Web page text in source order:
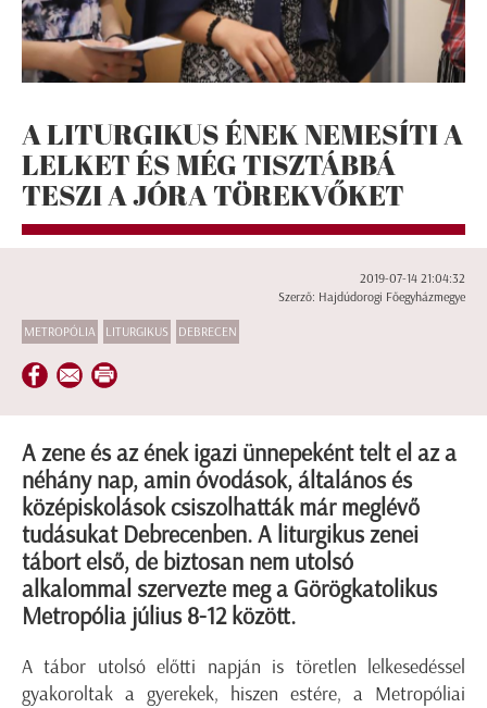
A LITURGIKUS ÉNEK NEMESÍTI A
LELKET ÉS MÉG TISZTÁBBÁ
TESZI A JÓRA TÖREKVŐKET
2019-07-14 21:04:32
Szerző: Hajdúdorogi Főegyházmegye
METROPÓLIA LITURGIKUS DEBRECEN
A zene és az ének igazi ünnepeként telt el az a
néhány nap, amin óvodások, általános és
középiskolások csiszolhatták már meglévő
tudásukat Debrecenben. A liturgikus zenei
tábort első, de biztosan nem utolsó
alkalommal szervezte meg a Görögkatolikus
Metropólia július 8-12 között.
A tábor utolsó előtti napján is töretlen lelkesedéssel
gyakoroltak a gyerekek, hiszen estére, a Metropóliai